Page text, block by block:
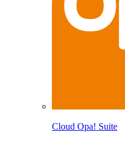
Cloud Opa! Suite